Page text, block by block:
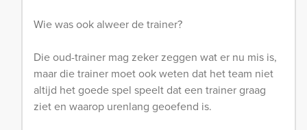
Wie was ook alweer de trainer?
Die oud-trainer mag zeker zeggen wat er nu mis is,
maar die trainer moet ook weten dat het team niet
altijd het goede spel speelt dat een trainer graag
ziet en waarop urenlang geoefend is.